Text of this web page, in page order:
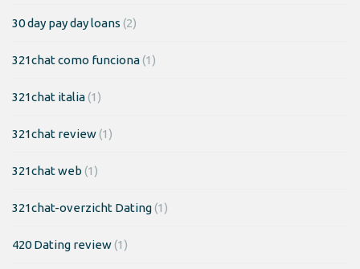
30 day pay day loans (2)
321chat como funciona(1)
321chat italia(1)
321chat review(1)
321chat web (1)
321chat-overzicht Dating(1)
420 Dating review(1)